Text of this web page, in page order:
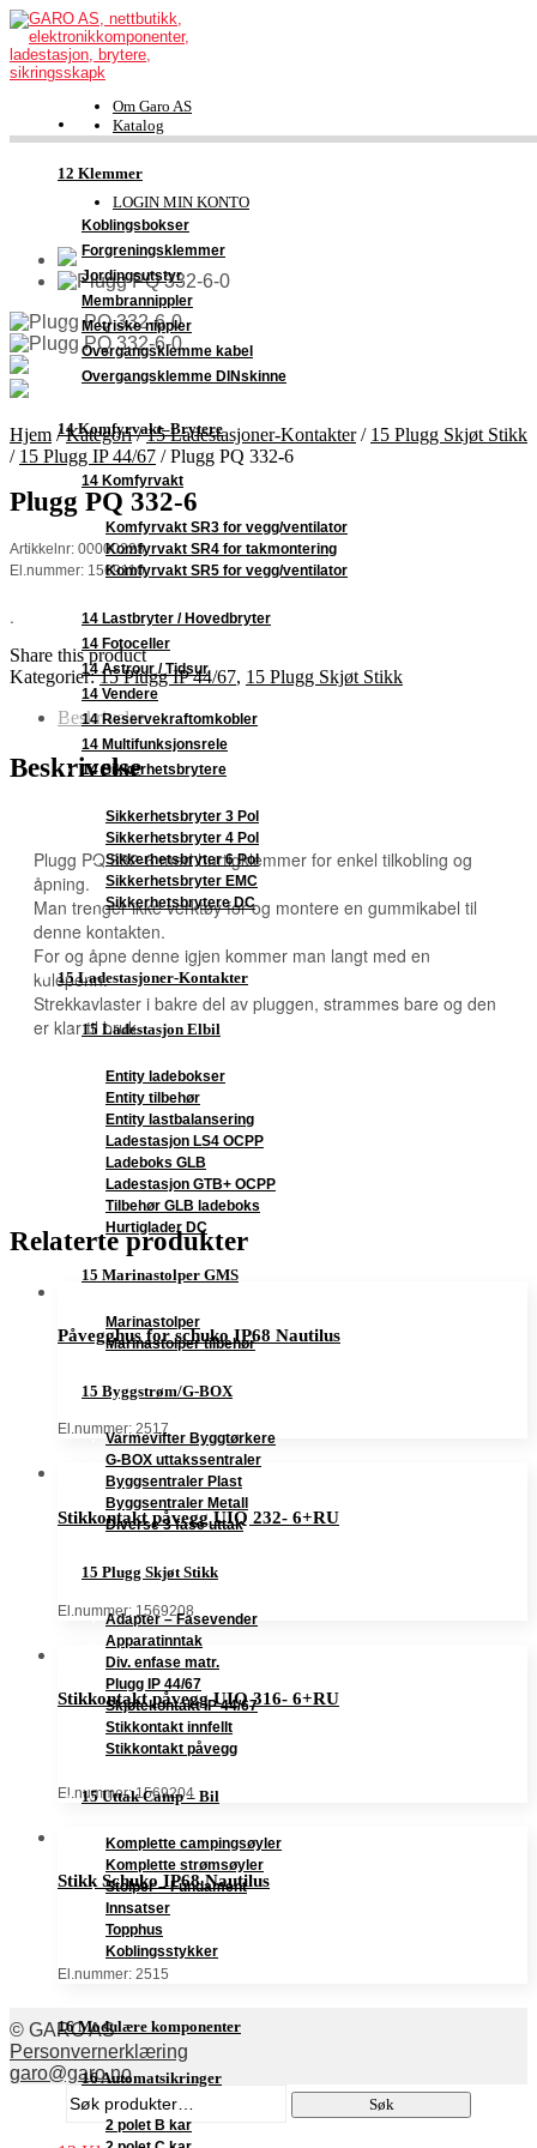
12 Klemmer
Koblingsbokser
Forgreningsklemmer
Jordingsutstyr
Membrannippler
Metriske nippler
Overgangsklemme kabel
Overgangsklemme DINskinne
14 Komfyrvakt–Brytere
14 Komfyrvakt
Komfyrvakt SR3 for vegg/ventilator
Komfyrvakt SR4 for takmontering
Komfyrvakt SR5 for vegg/ventilator
14 Lastbryter / Hovedbryter
14 Fotoceller
14 Astrour / Tidsur
14 Vendere
14 Reservekraftomkobler
14 Multifunksjonsrele
14 Sikkerhetsbrytere
Sikkerhetsbryter 3 Pol
Sikkerhetsbryter 4 Pol
Sikkerhetsbryter 6 Pol
Sikkerhetsbryter EMC
Sikkerhetsbrytere DC
15 Ladestasjoner-Kontakter
15 Ladestasjon Elbil
Entity ladebokser
Entity tilbehør
Entity lastbalansering
Ladestasjon LS4 OCPP
Ladeboks GLB
Ladestasjon GTB+ OCPP
Tilbehør GLB ladeboks
Hurtiglader DC
15 Marinastolper GMS
Marinastolper
Marinastolper tilbehør
15 Byggstrøm/G-BOX
Varmevifter Byggtørkere
G-BOX uttakssentraler
Byggsentraler Plast
Byggsentraler Metall
Diverse 3 fase uttak
15 Plugg Skjøt Stikk
Adapter – Fasevender
Apparatinntak
Div. enfase matr.
Plugg IP 44/67
Skjøtekontakt IP 44/67
Stikkontakt innfellt
Stikkontakt påvegg
15 Uttak Camp – Bil
Komplette campingsøyler
Komplette strømsøyler
Stolper – Fundament
Innsatser
Topphus
Koblingsstykker
16 Modulære komponenter
16 Automatsikringer
2 polet B kar
Om Garo AS
Katalog
FDV-dokumentasjon
Support
LOGIN MIN KONTO
Hjem / Kategori / 15 Ladestasjoner-Kontakter / 15 Plugg Skjøt Stikk
/ 15 Plugg IP 44/67 /Plugg PQ 332-6
Plugg PQ 332-6
Artikkelnr: 00000228
El.nummer: 1569110
.
Share this product
Kategorier:15 Plugg IP 44/67, 15 Plugg Skjøt Stikk
Beskrivelse
Beskrivelse
Plugg PQ 332-6 med hurtigklemmer for enkel tilkobling og
åpning.
Man trenger ikke verktøy for og montere en gummikabel til
denne kontakten.
For og åpne denne igjen kommer man langt med en
kulepenn.
Strekkavlaster i bakre del av pluggen, strammes bare og den
er klar til bruk.
Relaterte produkter
Påvegghus for schuko IP68 Nautilus
El.nummer: 2517
Stikkontakt påvegg UIQ 232- 6+RU
El.nummer: 1569208
Stikkontakt påvegg UIQ 316- 6+RU
El.nummer: 1569204
Stikk Schuko IP68 Nautilus
El.nummer: 2515
© GARO AS
Personvernerklæring
garo@garo.no
Søk
etter:
Søk